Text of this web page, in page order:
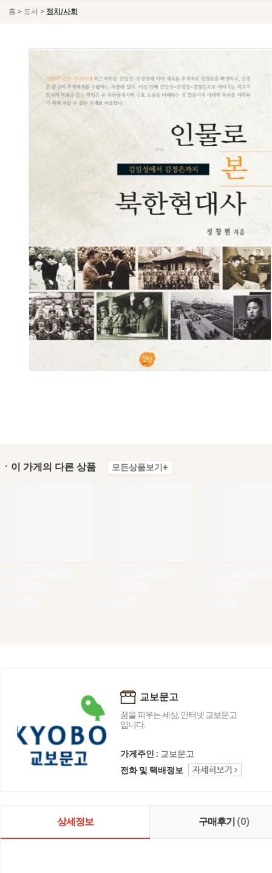
홈 > 도서 > 정치/사회
ㆍ이 가게의 다른 상품 모든상품보기+
교보문고
꿈을 피우는 세상, 인터넷 교보문고
입니다.
가게주인 : 교보문고
전화 및 택배정보
상세정보 구매후기 (0)